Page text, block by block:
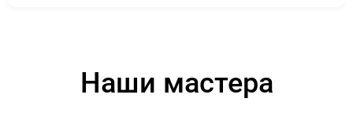
Наши мастера